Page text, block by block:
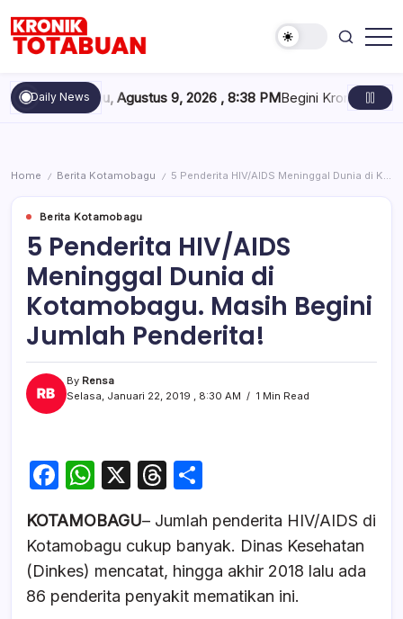
content
Totabuan
hari
ini
Kronik
Daily News
Minggu, Agustus 9, 2026 , 8:38 PMBegini Kronologi Tim
Home / Berita Kotamobagu / 5 Penderita HIV/AIDS Meninggal Dunia di Kotamobagu. Masih Begini Jumlah Penderita!
Berita Kotamobagu
5 Penderita HIV/AIDS
Meninggal Dunia di
Kotamobagu. Masih Begini
Jumlah Penderita!
By Rensa
Selasa, Januari 22, 2019 , 8:30 AM
1 Min Read
F
c
e
b
W
at
s
A
X
T
e
a
d
ar
e
KOTAMOBAGU– Jumlah penderita HIV/AIDS di
Kotamobagu cukup banyak. Dinas Kesehatan
(Dinkes) mencatat, hingga akhir 2018 lalu ada
86 penderita penyakit mematikan ini.